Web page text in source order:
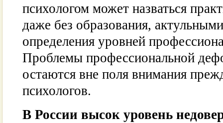
психологом может назваться
даже без образования,
определения уровней
Проблемы профессиональной
остаются вне поля внимания
психологов.
В России высок уровень